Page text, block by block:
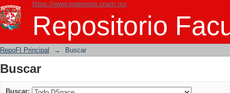
https://www.ingenieria.unam.mx
Repositorio
Buscar
RepoFI Principal → Buscar
Buscar
Buscar: